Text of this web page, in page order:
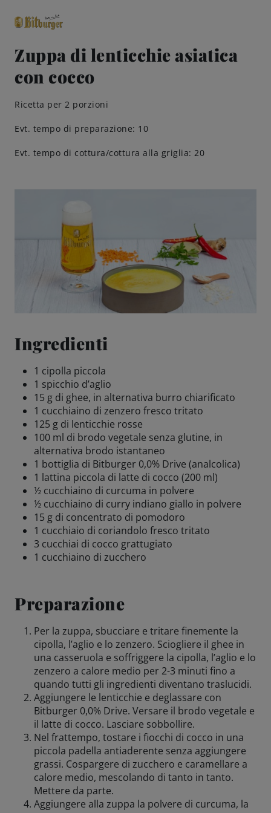
close
Classici premium
Birre
Gusto
Ricette
Come servire
Storia
Persone
Benvenuti
Birrificio
Sostenibilità
Impegni
Zuppa di lenticchie asiatica
con cocco
Ricetta per 2 porzioni
Evt. tempo di preparazione: 10
Evt. tempo di cottura/cottura alla griglia: 20
Ingredienti
1 cipolla piccola
1 spicchio d’aglio
15 g di ghee, in alternativa burro chiarificato
1 cucchiaino di zenzero fresco tritato
125 g di lenticchie rosse
100 ml di brodo vegetale senza glutine, in
alternativa brodo istantaneo
1 bottiglia di Bitburger 0,0% Drive (analcolica)
1 lattina piccola di latte di cocco (200 ml)
½ cucchiaino di curcuma in polvere
½ cucchiaino di curry indiano giallo in polvere
15 g di concentrato di pomodoro
1 cucchiaio di coriandolo fresco tritato
3 cucchiai di cocco grattugiato
1 cucchiaino di zucchero
Preparazione
Per la zuppa, sbucciare e tritare finemente la
cipolla, l’aglio e lo zenzero. Sciogliere il ghee in
una casseruola e soffriggere la cipolla, l’aglio e lo
zenzero a calore medio per 2-3 minuti fino a
quando tutti gli ingredienti diventano traslucidi.
Aggiungere le lenticchie e deglassare con
Bitburger 0,0% Drive. Versare il brodo vegetale e
il latte di cocco. Lasciare sobbollire.
Nel frattempo, tostare i fiocchi di cocco in una
piccola padella antiaderente senza aggiungere
grassi. Cospargere di zucchero e caramellare a
calore medio, mescolando di tanto in tanto.
Mettere da parte.
Aggiungere alla zuppa la polvere di curcuma, la